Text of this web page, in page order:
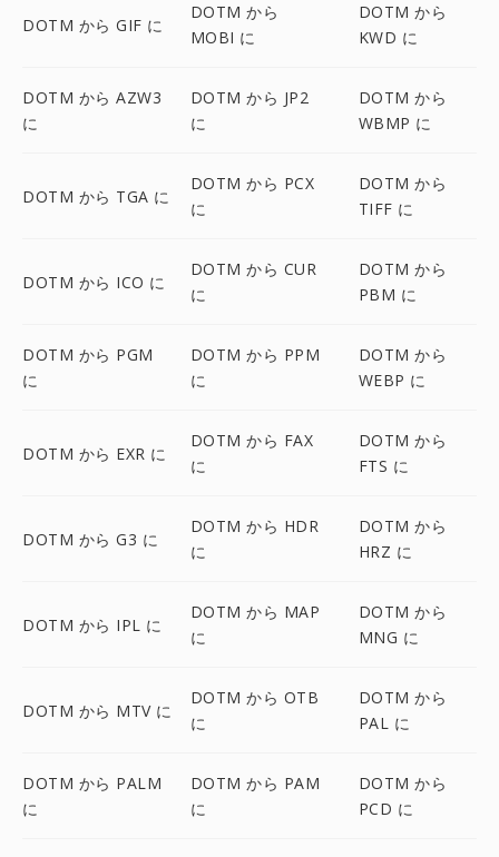
DOTM から GIF に
DOTM から
MOBI に
DOTM から
KWD に
DOTM から AZW3
に
DOTM から JP2
に
DOTM から
WBMP に
DOTM から TGA に
DOTM から PCX
に
DOTM から
TIFF に
DOTM から ICO に
DOTM から CUR
に
DOTM から
PBM に
DOTM から PGM
に
DOTM から PPM
に
DOTM から
WEBP に
DOTM から EXR に
DOTM から FAX
に
DOTM から
FTS に
DOTM から G3 に
DOTM から HDR
に
DOTM から
HRZ に
DOTM から IPL に
DOTM から MAP
に
DOTM から
MNG に
DOTM から MTV に
DOTM から OTB
に
DOTM から
PAL に
DOTM から PALM
に
DOTM から PAM
に
DOTM から
PCD に